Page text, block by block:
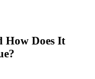
How Does It